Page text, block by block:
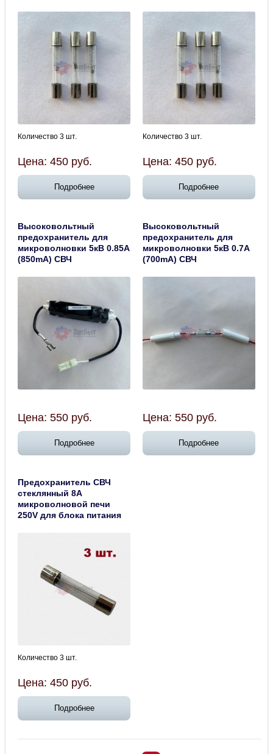
Количество 3 шт.
Цена:450 руб.
Подробнее
Количество 3 шт.
Цена: 450 руб.
Подробнее
Высоковольтный
предохранитель для
микроволновки 5кВ 0.85А
(850mA) СВЧ
Цена:550 руб.
Подробнее
Высоковольтный
предохранитель для
микроволновки 5кВ 0.7А
(700mA) СВЧ
Цена: 550 руб.
Подробнее
Предохранитель СВЧ
стеклянный 8A
микроволновой печи
250V для блока питания
Количество 3 шт.
Цена:450 руб.
Подробнее